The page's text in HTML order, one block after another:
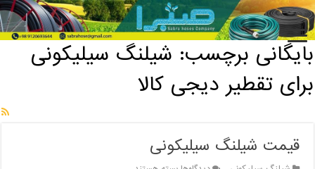
خانه / بایگانی برچسب: شیلنگ سیلیکونی برای تقطیر دیجی کالا
بایگانی برچسب: شیلنگ سیلیکونی
برای تقطیر دیجی کالا
قیمت شیلنگ سیلیکونی